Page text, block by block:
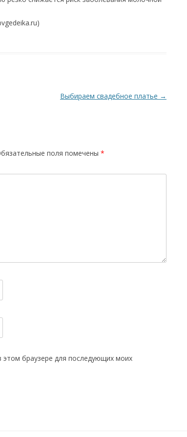
Выбираем свадебное платье →
поля помечены *
браузере для последующих моих